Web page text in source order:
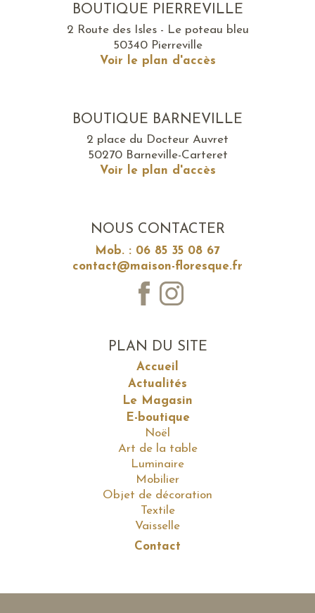
BOUTIQUE PIERREVILLE
2 Route des Isles - Le poteau bleu
50340 Pierreville
Voir le plan d'accès
BOUTIQUE BARNEVILLE
2 place du Docteur Auvret
50270 Barneville-Carteret
Voir le plan d'accès
NOUS CONTACTER
Mob. : 06 85 35 08 67
contact@maison-floresque.fr
PLAN DU SITE
Accueil
Actualités
Le Magasin
E-boutique
Noël
Art de la table
Luminaire
Mobilier
Objet de décoration
Textile
Vaisselle
Contact